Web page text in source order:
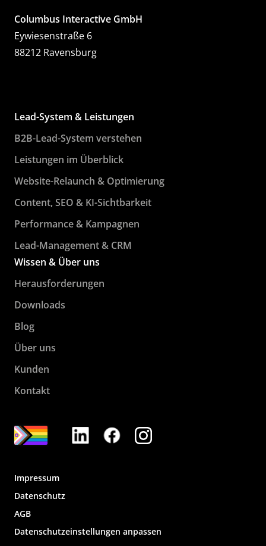
Columbus Interactive GmbH
Eywiesenstraße 6
88212 Ravensburg
Lead-System & Leistungen
B2B-Lead-System verstehen
Leistungen im Überblick
Website-Relaunch & Optimierung
Content, SEO & KI-Sichtbarkeit
Performance & Kampagnen
Lead-Management & CRM
Wissen & Über uns
Herausforderungen
Downloads
Blog
Über uns
Kunden
Kontakt
Impressum
Datenschutz
AGB
Datenschutzeinstellungen anpassen